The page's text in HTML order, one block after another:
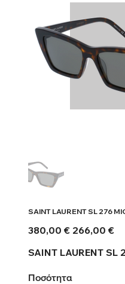
SAINT LAURENT SL 276
Αρχική
τιμή
380,00 € Τιμή
έκπτωσης
266,00 €
SAINT LAURENT SL
Ποσότητα